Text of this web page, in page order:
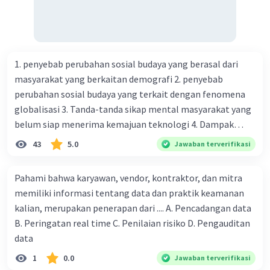
kehidupan sehari-hari dan budaya
masyarakatnya.
1. penyebab perubahan sosial budaya yang berasal dari
masyarakat yang berkaitan demografi 2. penyebab
perubahan sosial budaya yang terkait dengan fenomena
globalisasi 3. Tanda-tanda sikap mental masyarakat yang
belum siap menerima kemajuan teknologi 4. Dampak
modernisasi dalam kehidupan sosial masyarakat 5.
Kegiatan manusia di bidang ekonomi yang menunjukkan
modernisasi di bidang ilmu pengetahuan dan pendidikan
terhadap pola pikir masyarakat 7. Konsep mengenai
proses modernisasi di masyarakat seringkali mengalami
kesalahan pahaman, salah satunya kesalahan tersebut
menganggap jika menjadi modern adalah mengikuti... 8.
arti dari globalisasi 9. Bentuk kearifan lokal di wilayah
43 5.0 Jawaban terverifikasi
Pahami bahwa karyawan, vendor, kontraktor, dan mitra
memiliki informasi tentang data dan praktik keamanan
kalian, merupakan penerapan dari .... A. Pencadangan data
B. Peringatan real time C. Penilaian risiko D. Pengauditan
data
1 0.0 Jawaban terverifikasi